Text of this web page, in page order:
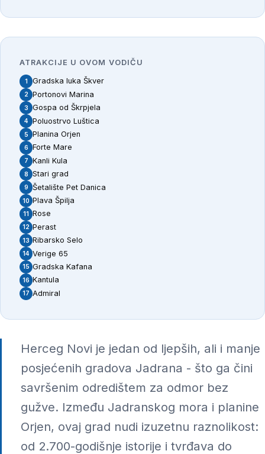
Herceg Novi je jedan od ljepših, ali i manje
posjećenih gradova Jadrana - što ga čini
savršenim odredištem za odmor bez
gužve. Između Jadranskog mora i planine
Orjen, ovaj grad nudi izuzetnu raznolikost:
od 2.700-godišnje istorije i tvrđava do
ATRAKCIJE U OVOM VODIČU
1 Gradska luka Škver
2 Portonovi Marina
3 Gospa od Škrpjela
4 Poluostrvo Luštica
5 Planina Orjen
6 Forte Mare
7 Kanli Kula
8 Stari grad
9 Šetalište Pet Danica
10 Plava Špilja
11 Rose
12 Perast
13 Ribarsko Selo
14 Verige 65
15 Gradska Kafana
16 Kantula
17 Admiral